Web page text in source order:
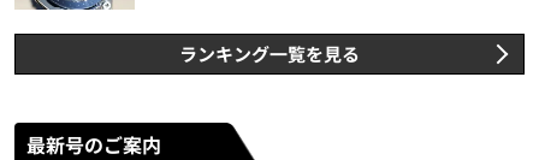
ランキング一覧を見る
最新号のご案内